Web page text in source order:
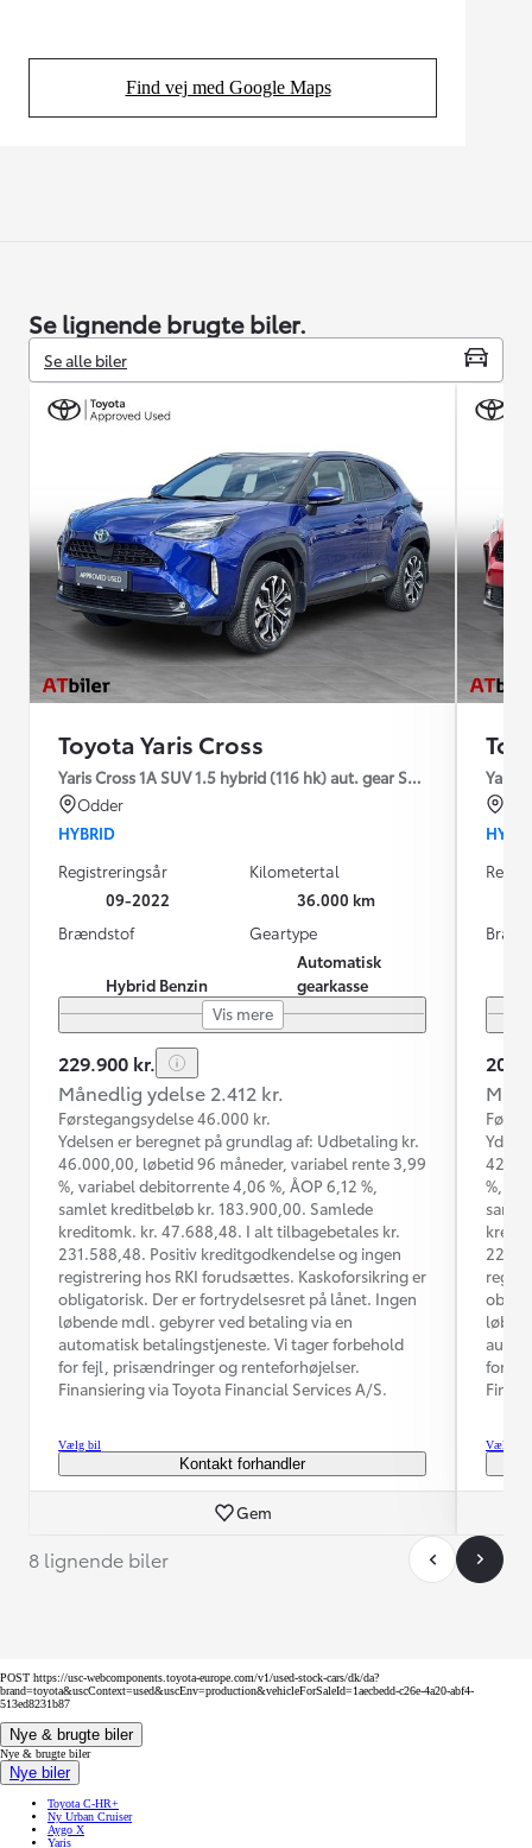
Find vej med Google Maps
(Opens in new tab)
Se lignende brugte biler.
Se alle biler
Toyota Yaris Cross
Yaris Cross 1A SUV 1.5 hybrid (116 hk) aut. gear Style
Odder
HYBRID
Registreringsår
09-2022
Kilometertal
36.000 km
Brændstof
Hybrid Benzin
Geartype
Automatisk
gearkasse
Vis mere
229.900 kr.
Månedlig ydelse 2.412 kr.
Førstegangsydelse 46.000 kr.
Ydelsen er beregnet på grundlag af: Udbetaling kr.
46.000,00, løbetid 96 måneder, variabel rente 3,99
%, variabel debitorrente 4,06 %, ÅOP 6,12 %,
samlet kreditbeløb kr. 183.900,00. Samlede
kreditomk. kr. 47.688,48. I alt tilbagebetales kr.
231.588,48. Positiv kreditgodkendelse og ingen
registrering hos RKI forudsættes. Kaskoforsikring er
obligatorisk. Der er fortrydelsesret på lånet. Ingen
løbende mdl. gebyrer ved betaling via en
automatisk betalingstjeneste. Vi tager forbehold
for fejl, prisændringer og renteforhøjelser.
Finansiering via Toyota Financial Services A/S.
Vælg bil
Kontakt forhandler
Gem
Yaris
%,
for
Vælg bil
8 lignende biler
POST https://usc-webcomponents.toyota-europe.com/v1/used-stock-cars/dk/da?
brand=toyota&uscContext=used&uscEnv=production&vehicleForSaleId=1aecbedd-c26e-4a20-abf4-
513ed8231b87
Nye & brugte biler
Nye & brugte biler
Nye biler
Toyota C-HR+
Ny Urban Cruiser
Aygo X
Yaris